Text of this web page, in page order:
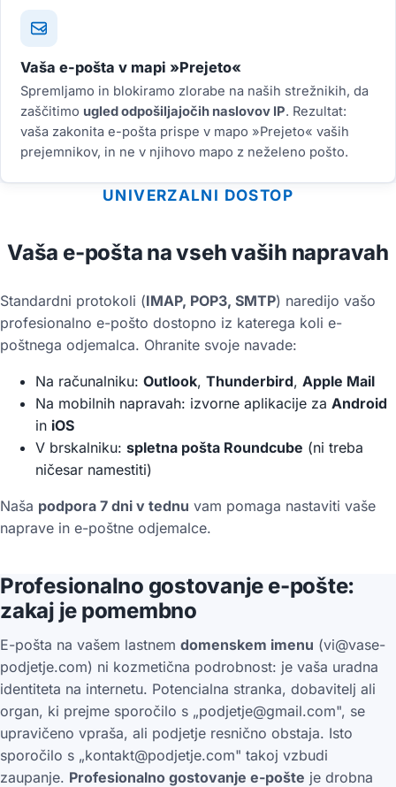
Vaša e-pošta v mapi »Prejeto«
Spremljamo in blokiramo zlorabe na naših strežnikih, da
zaščitimo ugled odpošiljajočih naslovov IP. Rezultat:
vaša zakonita e-pošta prispe v mapo »Prejeto« vaših
prejemnikov, in ne v njihovo mapo z neželeno pošto.
UNIVERZALNI DOSTOP
Vaša e-pošta na vseh vaših napravah
Standardni protokoli (IMAP, POP3, SMTP) naredijo vašo
profesionalno e-pošto dostopno iz katerega koli e-
poštnega odjemalca. Ohranite svoje navade:
Na računalniku: Outlook, Thunderbird, Apple Mail
Na mobilnih napravah: izvorne aplikacije za Android
in iOS
V brskalniku: spletna pošta Roundcube (ni treba
ničesar namestiti)
Naša podpora 7 dni v tednu vam pomaga nastaviti vaše
naprave in e-poštne odjemalce.
Profesionalno gostovanje e-pošte:
zakaj je pomembno
E-pošta na vašem lastnem domenskem imenu (vi@vase-
podjetje.com) ni kozmetična podrobnost: je vaša uradna
identiteta na internetu. Potencialna stranka, dobavitelj ali
organ, ki prejme sporočilo s „podjetje@gmail.com", se
upravičeno vpraša, ali podjetje resnično obstaja. Isto
sporočilo s „kontakt@podjetje.com" takoj vzbudi
zaupanje. Profesionalno gostovanje e-pošte je drobna